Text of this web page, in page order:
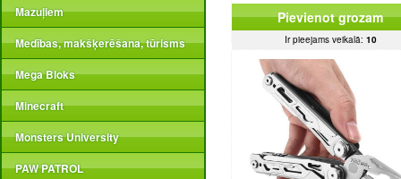
Mazuļiem
Medības, makšķerēšana, tūrisms
Mega Bloks
Minecraft
Monsters University
PAW PATROL
Pievienot grozam
Ir pieejams veikalā: 10